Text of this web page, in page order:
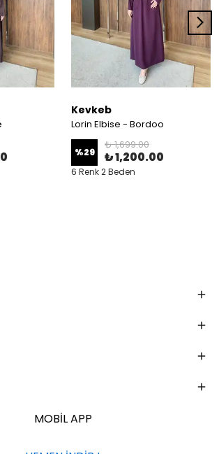
Kevkeb
Lorin Elbise - Bordoo
%29
₺ 1,699.00
₺ 1,200.00
6 Renk 2 Beden
MOBİL APP